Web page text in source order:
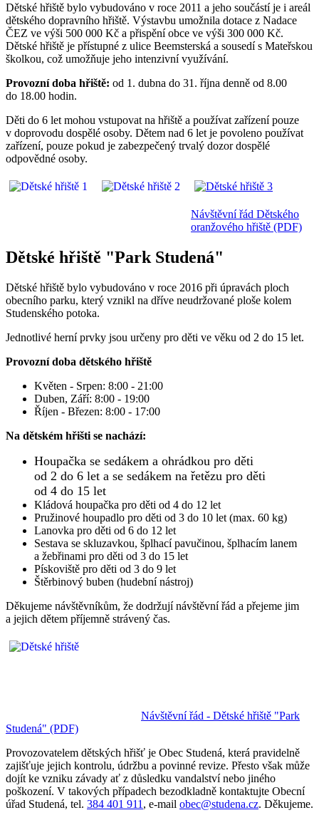
Dětské hřiště bylo vybudováno v roce 2011 a jeho součástí je i areál
dětského dopravního hřiště. Výstavbu umožnila dotace z Nadace
ČEZ ve výši 500 000 Kč a přispění obce ve výši 300 000 Kč.
Dětské hřiště je přístupné z ulice Beemsterská a sousedí s Mateřskou
školkou, což umožňuje jeho intenzivní využívání.
Provozní doba hřiště: od 1. dubna do 31. října denně od 8.00
do 18.00 hodin.
Děti do 6 let mohou vstupovat na hřiště a používat zařízení pouze
v doprovodu dospělé osoby. Dětem nad 6 let je povoleno používat
zařízení, pouze pokud je zabezpečený trvalý dozor dospělé
odpovědné osoby.
Návštěvní řád Dětského
oranžového hřiště (PDF)
Dětské hřiště "Park Studená"
Dětské hřiště bylo vybudováno v roce 2016 při úpravách ploch
obecního parku, který vznikl na dříve neudržované ploše kolem
Studenského potoka.
Jednotlivé herní prvky jsou určeny pro děti ve věku od 2 do 15 let.
Provozní doba dětského hřiště
Květen - Srpen: 8:00 - 21:00
Duben, Září: 8:00 - 19:00
Říjen - Březen: 8:00 - 17:00
Na dětském hřišti se nachází:
Houpačka se sedákem a ohrádkou pro děti
od 2 do 6 let a se sedákem na řetězu pro děti
od 4 do 15 let
Kládová houpačka pro děti od 4 do 12 let
Pružinové houpadlo pro děti od 3 do 10 let (max. 60 kg)
Lanovka pro děti od 6 do 12 let
Sestava se skluzavkou, šplhací pavučinou, šplhacím lanem
a žebřinami pro děti od 3 do 15 let
Pískoviště pro děti od 3 do 9 let
Štěrbinový buben (hudební nástroj)
Děkujeme návštěvníkům, že dodržují návštěvní řád a přejeme jim
a jejich dětem příjemně strávený čas.
Návštěvní řád - Dětské hřiště "Park
Studená" (PDF)
Provozovatelem dětských hřišť je Obec Studená, která pravidelně
zajišťuje jejich kontrolu, údržbu a povinné revize. Přesto však může
dojít ke vzniku závady ať z důsledku vandalství nebo jiného
poškození. V takových případech bezodkladně kontaktujte Obecní
úřad Studená, tel. 384 401 911 , e-mail obec@studena.cz. Děkujeme.